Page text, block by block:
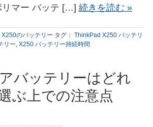
リマー バッテ […] 続きを読む »
のバッテリー タグ： ThinkPad X250 バッテリ
リー, X250 バッテリー持続時間
バッテリーはどれ
ぶ上での注意点